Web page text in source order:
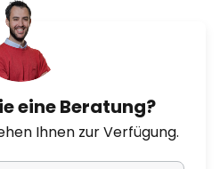
eine Beratung?
Ihnen zur Verfügung.